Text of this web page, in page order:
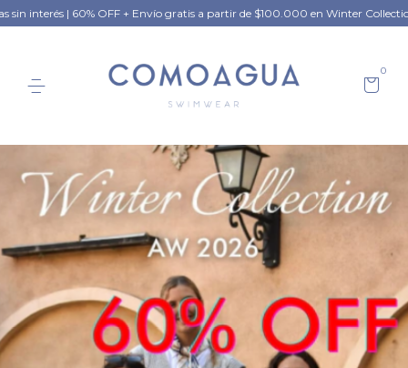
gratis a partir de $100.000 en Winter Collection Hasta 3 cuotas sin
0